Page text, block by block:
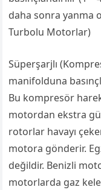
daha sonra yanma
Turbolu Motorlar)
Süperşarjlı
manifolduna
Bu kompresör
motordan ekstra
rotorlar havayı
motora gönderir.
değildir. Benizli
motorlarda gaz